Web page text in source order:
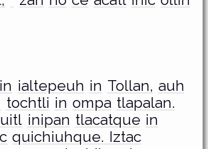
in ialtepeuh in Tollan, auh
tochtli in ompa tlapalan.
inipan tlacatque in
quichiuhque. Iztac